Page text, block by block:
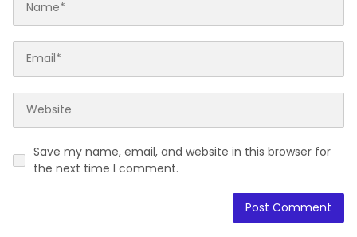
Save my name, email, and website in this browser for
the next time I comment.